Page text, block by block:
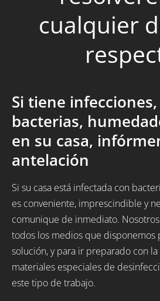
cualquier
Si tiene
bacterias,
en su casa,
antelación
Si su casa está infectada con
es conveniente, imprescindible y
comunique de inmediato.
todos los medios que disponemos
solución, y para ir preparado con
materiales especiales de
este tipo de trabajo.